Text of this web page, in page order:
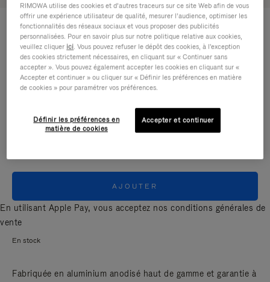
ORIGINAL
Cabin 1.200,00 €
Guide des tailles
Taille
Cabin 55 x 40 x 23 cm
AJOUTER
En utilisant Apple Pay, vous acceptez nos conditions générales de
vente
En stock
Fabriquée en aluminium anodisé haut de gamme et garantie à
RIMOWA utilise des cookies et d’autres traceurs sur ce site Web afin de vous
offrir une expérience utilisateur de qualité, mesurer l’audience, optimiser les
fonctionnalités des réseaux sociaux et vous proposer des publicités
personnalisées. Pour en savoir plus sur notre politique relative aux cookies,
veuillez cliquer ici. Vous pouvez refuser le dépôt des cookies, à l'exception
des cookies strictement nécessaires, en cliquant sur « Continuer sans
accepter ». Vous pouvez également accepter les cookies en cliquant sur «
Accepter et continuer » ou cliquer sur « Définir les préférences en matière
de cookies » pour paramétrer vos préférences.
Définir les préférences en
matière de cookies
Accepter et continuer